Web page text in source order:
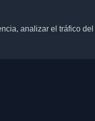
analizar el tráfico